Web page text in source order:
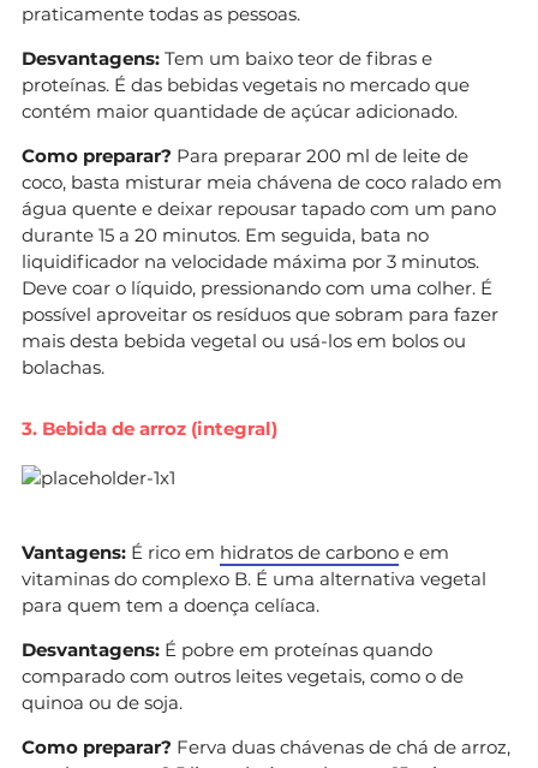
praticamente todas as pessoas.
Desvantagens: Tem um baixo teor de fibras e
proteínas. É das bebidas vegetais no mercado que
contém maior quantidade de açúcar adicionado.
Como preparar? Para preparar 200 ml de leite de
coco, basta misturar meia chávena de coco ralado em
água quente e deixar repousar tapado com um pano
durante 15 a 20 minutos. Em seguida, bata no
liquidificador na velocidade máxima por 3 minutos.
Deve coar o líquido, pressionando com uma colher. É
possível aproveitar os resíduos que sobram para fazer
mais desta bebida vegetal ou usá-los em bolos ou
bolachas.
3. Bebida de arroz (integral)
Vantagens: É rico em hidratos de carbono e em
vitaminas do complexo B. É uma alternativa vegetal
para quem tem a doença celíaca.
Desvantagens: É pobre em proteínas quando
comparado com outros leites vegetais, como o de
quinoa ou de soja.
Como preparar? Ferva duas chávenas de chá de arroz,